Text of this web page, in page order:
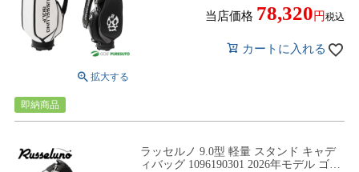
当店価格 78,320 税込
カートに入れる
即納商品
ラッセルノ 9.0型 軽量 スタンド キャデ
ィバッグ 1096190301 2026年モデル ゴル